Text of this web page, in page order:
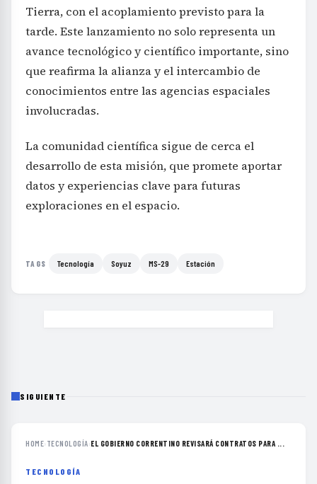
Tierra, con el acoplamiento previsto para la
tarde. Este lanzamiento no solo representa un
avance tecnológico y científico importante, sino
que reafirma la alianza y el intercambio de
conocimientos entre las agencias espaciales
involucradas.
La comunidad científica sigue de cerca el
desarrollo de esta misión, que promete aportar
datos y experiencias clave para futuras
exploraciones en el espacio.
TAGS Tecnología Soyuz MS-29 Estación
SIGUIENTE
HOME› TECNOLOGÍA›EL GOBIERNO CORRENTINO REVISARÁ CONTRATOS PARA ...
TECNOLOGÍA